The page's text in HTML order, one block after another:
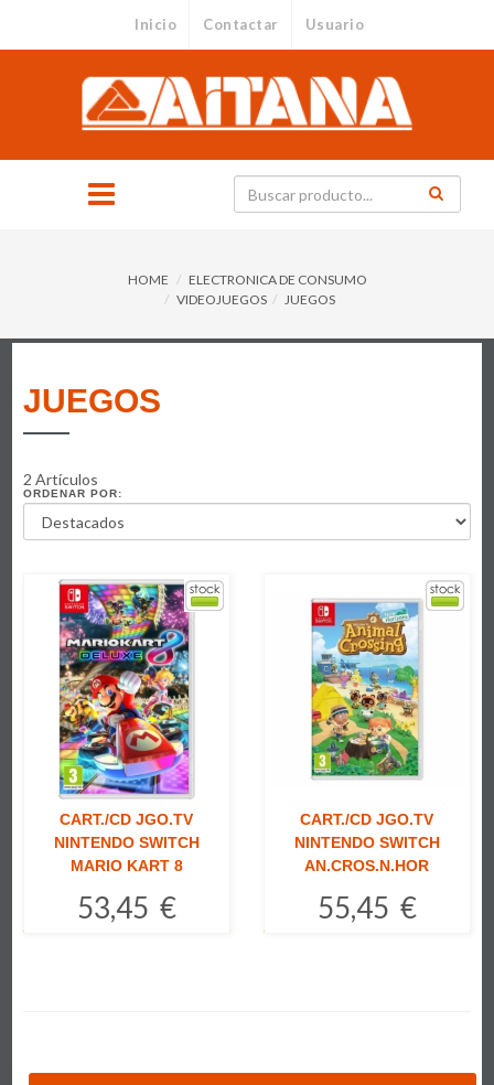
Inicio Contactar Usuario
HOME
ELECTRONICA DE CONSUMO
VIDEOJUEGOS
JUEGOS
JUEGOS
2 Artículos
ORDENAR POR:
CART./CD JGO.TV
NINTENDO SWITCH
MARIO KART 8
53,45 €
CART./CD JGO.TV
NINTENDO SWITCH
AN.CROS.N.HOR
55,45 €